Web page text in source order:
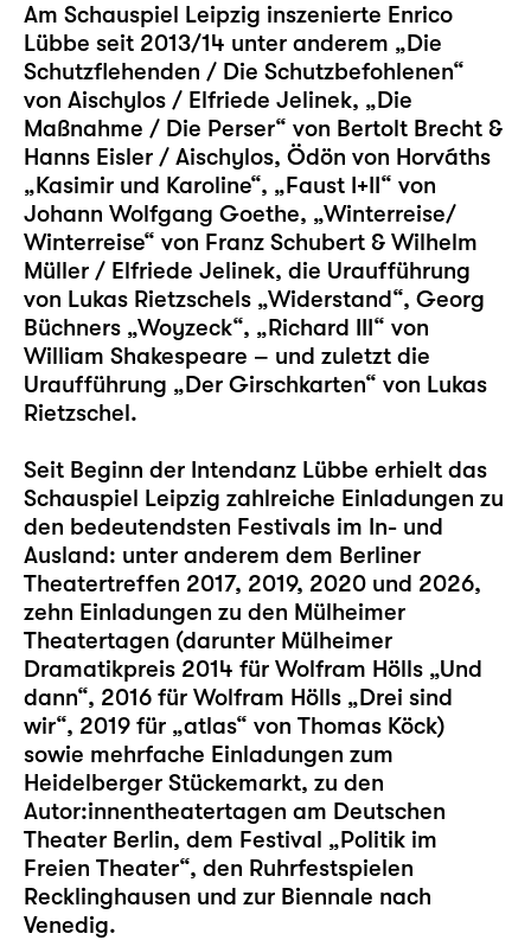
Am Schauspiel Leipzig inszenierte Enrico
Lübbe seit 2013/14 unter anderem „Die
Schutzflehenden / Die Schutzbefohlenen“
von Aischylos / Elfriede Jelinek, „Die
Maßnahme / Die Perser“ von Bertolt Brecht &
Hanns Eisler / Aischylos, Ödön von Horváths
„Kasimir und Karoline“, „Faust I+II“ von
Johann Wolfgang Goethe, „Winterreise/
Winterreise“ von Franz Schubert & Wilhelm
Müller / Elfriede Jelinek, die Uraufführung
von Lukas Rietzschels „Widerstand“, Georg
Büchners „Woyzeck“, „Richard III“ von
William Shakespeare – und zuletzt die
Uraufführung „Der Girschkarten“ von Lukas
Rietzschel.
Seit Beginn der Intendanz Lübbe erhielt das
Schauspiel Leipzig zahlreiche Einladungen zu
den bedeutendsten Festivals im In- und
Ausland: unter anderem dem Berliner
Theatertreffen 2017, 2019, 2020 und 2026,
zehn Einladungen zu den Mülheimer
Theatertagen (darunter Mülheimer
Dramatikpreis 2014 für Wolfram Hölls „Und
dann“, 2016 für Wolfram Hölls „Drei sind
wir“, 2019 für „atlas“ von Thomas Köck)
sowie mehrfache Einladungen zum
Heidelberger Stückemarkt, zu den
Autor:innentheatertagen am Deutschen
Theater Berlin, dem Festival „Politik im
Freien Theater“, den Ruhrfestspielen
Recklinghausen und zur Biennale nach
Venedig.